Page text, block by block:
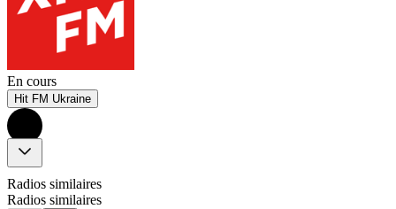
En cours
Hit FM Ukraine
Radios similaires
Radios similaires